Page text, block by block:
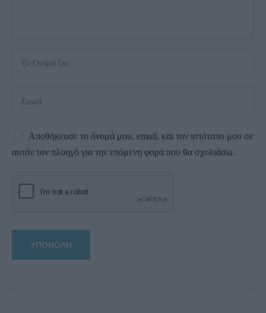
Αποθήκευσε το όνομά μου, email, και τον ιστότοπο μου σε
αυτόν τον πλοηγό για την επόμενη φορά που θα σχολιάσω.